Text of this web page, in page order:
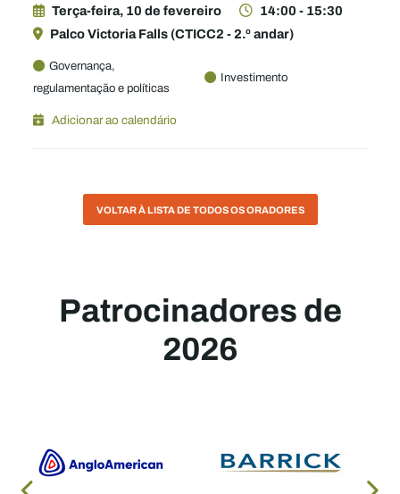
Terça-feira, 10 de fevereiro
14:00 - 15:30
Palco Victoria Falls (CTICC2 - 2.º andar)
Governança,
regulamentação e políticas
Investimento
Adicionar ao calendário
VOLTAR À LISTA DE TODOS OS ORADORES
Patrocinadores de
2026